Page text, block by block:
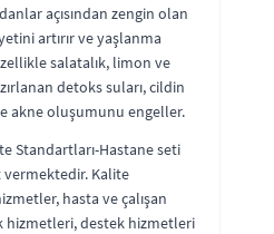
açısından zengin olan
artırır ve yaşlanma
salatalık, limon ve
detoks suları, cildin
akne oluşumunu engeller.
Standartları-Hastane seti
Kalite
hasta ve çalışan
hizmetleri, destek hizmetleri